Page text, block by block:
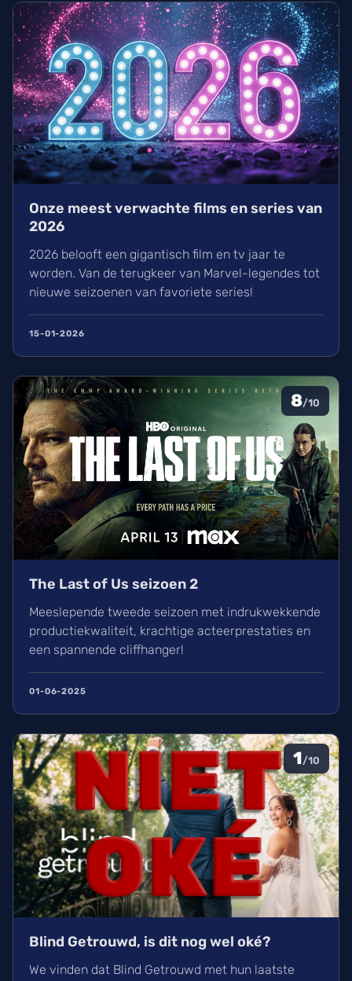
Onze meest verwachte films en series van
2026
2026 belooft een gigantisch film en tv jaar te
worden. Van de terugkeer van Marvel-legendes tot
nieuwe seizoenen van favoriete series!
15-01-2026
8/10
The Last of Us seizoen 2
Meeslepende tweede seizoen met indrukwekkende
productiekwaliteit, krachtige acteerprestaties en
een spannende cliffhanger!
01-06-2025
1/10
Blind Getrouwd, is dit nog wel oké?
We vinden dat Blind Getrouwd met hun laatste